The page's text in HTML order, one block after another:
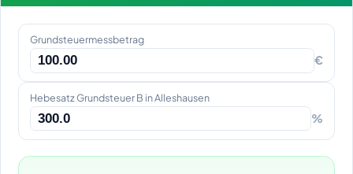
Grundsteuermessbetrag
€
Hebesatz Grundsteuer B in Alleshausen
%